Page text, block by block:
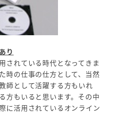
り
されている時代となってきま
時の仕事の仕方として、当然
師として活躍する方もいれ
方もいると思います。その中
に活用されているオンライン